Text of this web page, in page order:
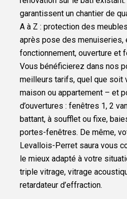
garantissent un chantier de
A à Z : protection des
après pose des menuiseries,
fonctionnement, ouverture et
Vous bénéficierez dans nos
meilleurs tarifs, quel que soit
maison ou appartement – et
d’ouvertures : fenêtres 1, 2
battant, à soufflet ou fixe,
portes-fenêtres. De même,
Levallois-Perret saura vous
le mieux adapté à votre
triple vitrage, vitrage
retardateur d’effraction.